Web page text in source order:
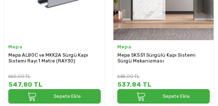
Mepa
Mepa AL80C ve MKK2A Sürgü Kapı
Sistemi Rayı 1 Metre (RAY30)
660,00TL
547,80 TL
Sepete Ekle
Mepa
Mepa SKS 51 Sürgülü Kapı Sistemi
Sürgü Mekanizması
648,00TL
537,84 TL
Sepete Ekle